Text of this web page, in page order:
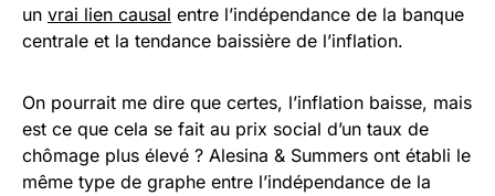
un vrai lien causal entre l’indépendance de la banque
centrale et la tendance baissière de l’inflation.
On pourrait me dire que certes, l’inflation baisse, mais
est ce que cela se fait au prix social d’un taux de
chômage plus élevé ? Alesina & Summers ont établi le
même type de graphe entre l’indépendance de la